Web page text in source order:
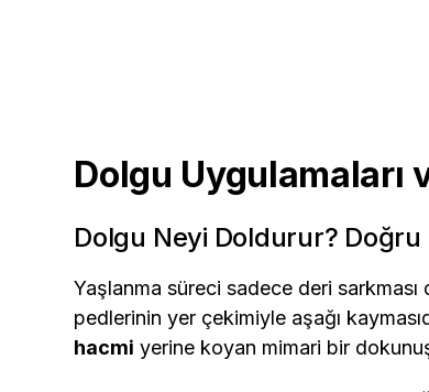
Dolgu Uygulamaları
Dolgu Neyi Doldurur? Doğru
Yaşlanma süreci sadece deri
pedlerinin yer çekimiyle aşağı
hacmi yerine koyan mimari bir